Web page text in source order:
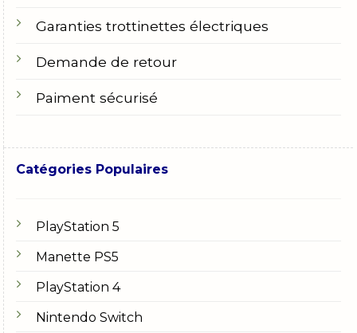
Garanties trottinettes électriques
Demande de retour
Paiment sécurisé
Catégories Populaires
PlayStation 5
Manette PS5
PlayStation 4
Nintendo Switch